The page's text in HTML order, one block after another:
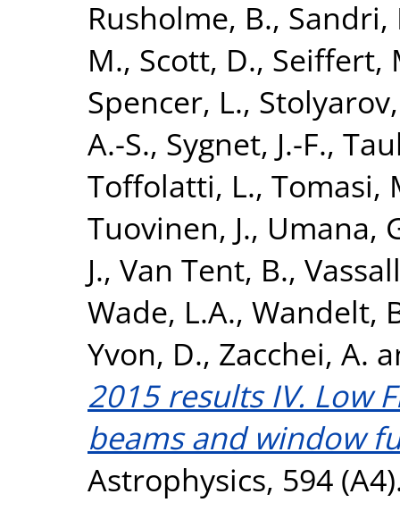
Rusholme, B., Sandri,
M., Scott, D., Seiffert,
Spencer, L.,
A.-S., Sygnet, J.-F.,
Toffolatti, L., Tomasi,
Tuovinen, J., Umana,
J., Van Tent, B.,
Wade, L.A., Wandelt,
Yvon, D., Zacchei, A.
2015 results IV. Low
beams and window
Astrophysics, 594